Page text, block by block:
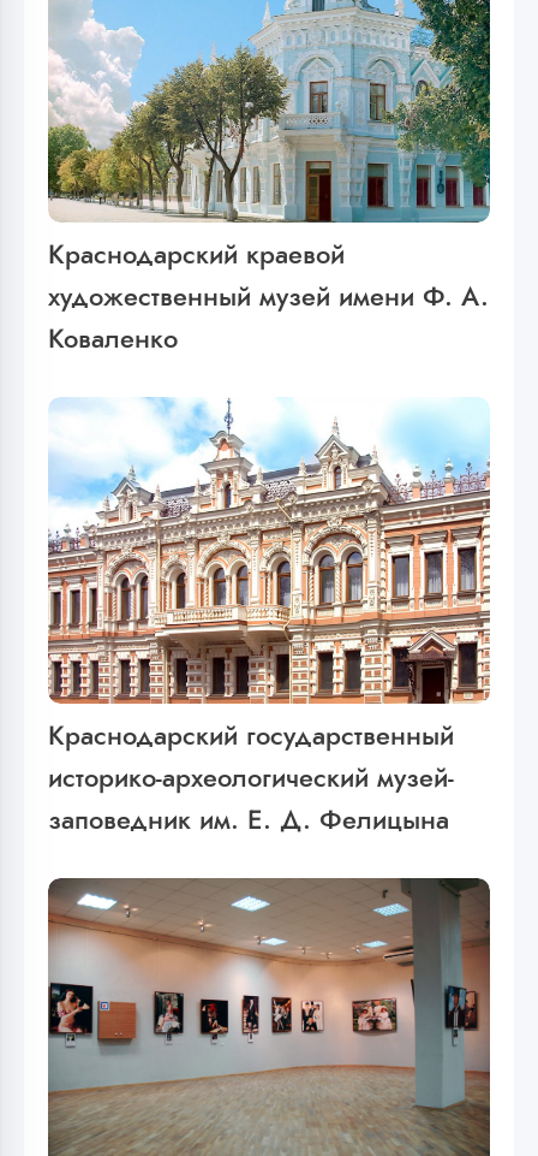
Краснодарский краевой
художественный музей имени Ф. А.
Коваленко
Краснодарский государственный
историко-археологический музей-
заповедник им. Е. Д. Фелицына